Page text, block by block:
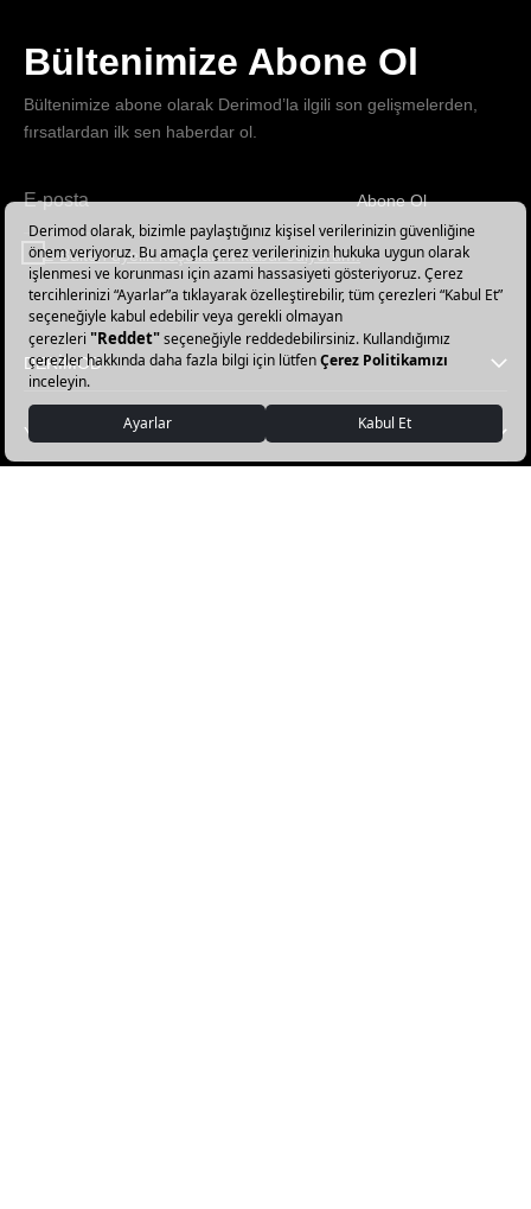
Bültenimize Abone Ol
Bültenimize abone olarak Derimod’la ilgili son gelişmelerden,
fırsatlardan ilk sen haberdar ol.
Haber
bültenimize
abone
olun!
Abone Ol
E-Bülten üyelik koşullarını kabul ediyorum.
DERİMOD
YARDIM